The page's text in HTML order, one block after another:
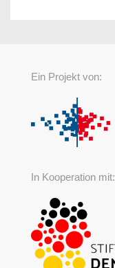
Ein Projekt von:
In Kooperation mit: